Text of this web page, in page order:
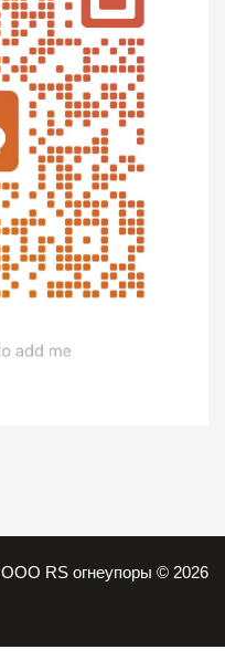
ООО RS огнеупоры © 2026